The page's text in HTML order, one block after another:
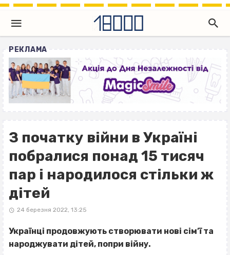
РЕКЛАМА
З початку війни в Україні
побралися понад 15 тисяч
пар і народилося стільки ж
дітей
24 березня 2022, 13:25
Українці продовжують створювати нові сім’ї та
народжувати дітей, попри війну.